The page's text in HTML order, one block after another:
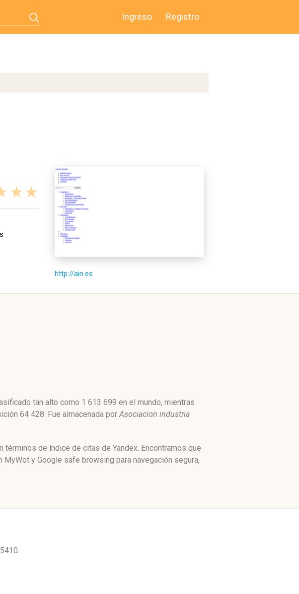
Ingreso Registro
http://ain.es
tan alto como 1 613 699 en el mundo, mientras
64 428. Fue almacenada porAsociacion industria
de índice de citas de Yandex. Encontramos que
y Google safe browsing para navegación segura,